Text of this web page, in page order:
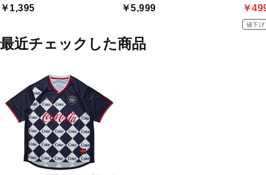
￥1,395 ￥5,999 ￥
値下げ
最近チェックした商品